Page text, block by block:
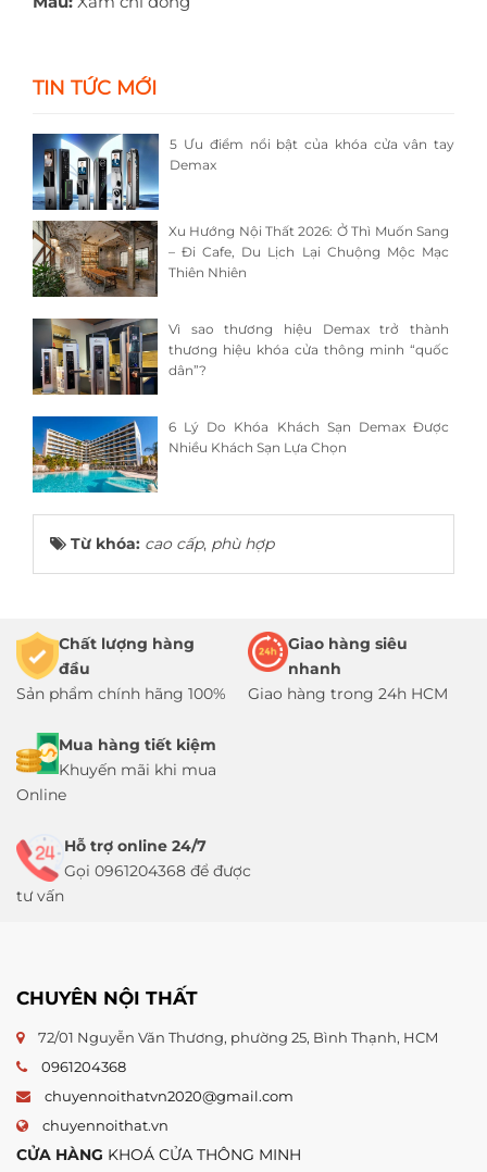
TIN TỨC MỚI
5 Ưu điểm nổi bật của khóa cửa vân tay
Demax
Xu Hướng Nội Thất 2026: Ở Thì Muốn Sang
– Đi Cafe, Du Lịch Lại Chuộng Mộc Mạc
Thiên Nhiên
Vì sao thương hiệu Demax trở thành
thương hiệu khóa cửa thông minh “quốc
dân”?
6 Lý Do Khóa Khách Sạn Demax Được
Nhiều Khách Sạn Lựa Chọn
Từ khóa: cao cấp, phù hợp
Chất lượng hàng
đầu
Sản phẩm chính hãng 100%
Giao hàng siêu
nhanh
Giao hàng trong 24h HCM
Mua hàng tiết kiệm
Khuyến mãi khi mua
Online
Hỗ trợ online 24/7
Gọi 0961204368 để được
tư vấn
CHUYÊN NỘI THẤT
72/01 Nguyễn Văn Thương, phường 25, Bình Thạnh, HCM
0961204368
chuyennoithatvn2020@gmail.com
chuyennoithat.vn
CỬA HÀNG KHOÁ CỬA THÔNG MINH